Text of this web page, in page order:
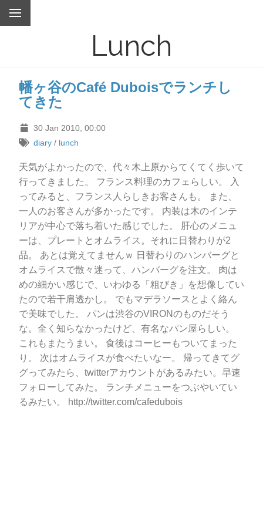
Lunch
幡ヶ谷のCafé Duboisでランチし
てきた
30 Jan 2010, 00:00
diary/ lunch
天気がよかったので、代々木上原からてくてく歩いて
行ってきました。 フランス料理のカフェらしい。 入
ってみると、フランス人らしきお客さんも。 また、
一人のお客さんが多かったです。 内装は木のインテ
リアが中心で落ち着いた感じでした。 肝心のメニュ
ーは、プレートとオムライス。それに日替わりが2
品。 あとは覚えてませんｗ 日替わりのハンバーグと
オムライスで散々迷って、ハンバーグを注文。 肉は
めの細かい感じで、いわゆる「粗びき」を想像してい
たので若干肩透かし。 でもマデラソースとよく絡ん
で美味でした。 パンは渋谷のVIRONのものだそう
な。全く知らなかったけど、有名なパン屋らしい。
これもまたうまい。 食後はコーヒーもついてまった
り。 次はオムライスが食べたいなー。 帰ってきてグ
グってみたら、twitterアカウントがあるみたい。早速
フォローしてみた。 ランチメニューをつぶやいてい
るみたい。 http://twitter.com/cafedubois